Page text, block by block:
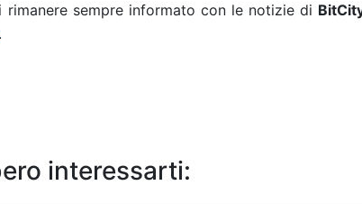
sempre informato con le notizie di
.
interessarti: